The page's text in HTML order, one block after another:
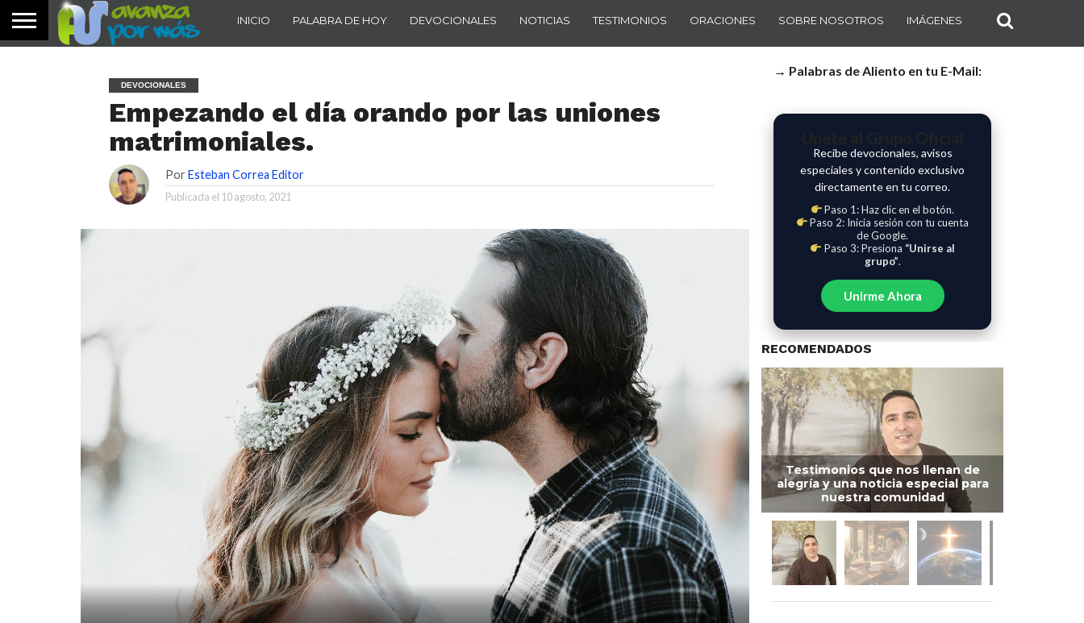
INICIO PALABRA DE HOY DEVOCIONALES NOTICIAS TESTIMONIOS ORACIONES SOBRE NOSOTROS IMÁGENES
DEVOCIONALES
Empezando el día orando por las uniones
matrimoniales.
Por Esteban Correa Editor
Publicada el 10 agosto, 2021
→ Palabras de Aliento en tu E-Mail:
Recibe devocionales, avisos
especiales y contenido exclusivo
directamente en tu correo.
Paso 1: Haz clic en el botón.
Paso 2: Inicia sesión con tu cuenta
de Google.
Paso 3: Presiona “Unirse al
grupo”.
Unirme Ahora
RECOMENDADOS
Testimonios que nos llenan de
alegría y una noticia especial para
nuestra comunidad